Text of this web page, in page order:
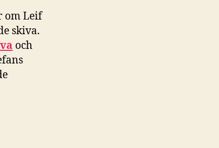
om Leif
skiva.
och